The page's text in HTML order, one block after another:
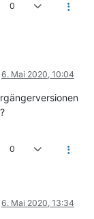
0
6. Mai 2020, 10:04
0
6. Mai 2020, 13:34